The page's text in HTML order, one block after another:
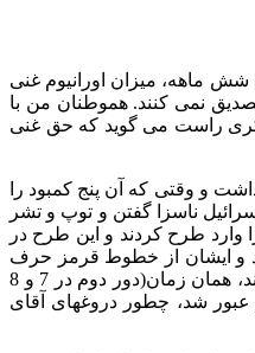
شش ماهه، میزان اورانیوم غنی
نمی کنند.هموطنان من با
راست می گوید که حق غنی
و وقتی که آن پنج کمبود را
ناسزا گفتن و توپ و تشر
وارد طرح کردند و این طرح در
و ایشان از خطوط قرمز حرف
همان زمان(دور دوم در 7 و 8
شد، چطور دروغهای آقای